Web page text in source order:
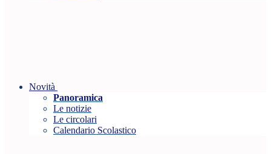
Novità
Panoramica
Le notizie
Le circolari
Calendario Scolastico